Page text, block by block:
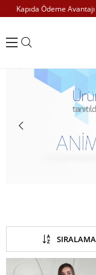
Kapıda Ödeme Avantajı
SIRALAMA